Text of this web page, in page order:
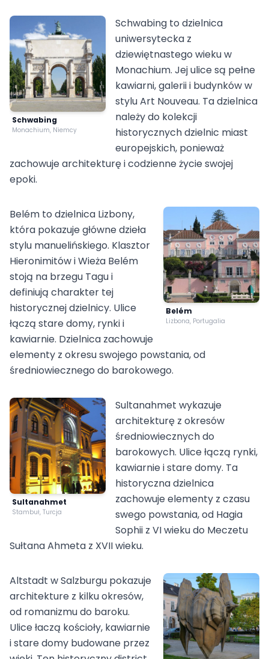
Schwabing
Monachium, Niemcy
Schwabing to dzielnica
uniwersytecka z
dziewiętnastego wieku w
Monachium. Jej ulice są pełne
kawiarni, galerii i budynków w
stylu Art Nouveau. Ta dzielnica
należy do kolekcji
historycznych dzielnic miast
europejskich, ponieważ
zachowuje architekturę i codzienne życie swojej
epoki.
Belém
Lizbona, Portugalia
Belém to dzielnica Lizbony,
która pokazuje główne dzieła
stylu manuelińskiego. Klasztor
Hieronimitów i Wieża Belém
stoją na brzegu Tagu i
definiują charakter tej
historycznej dzielnicy. Ulice
łączą stare domy, rynki i
kawiarnie. Dzielnica zachowuje
elementy z okresu swojego powstania, od
średniowiecznego do barokowego.
Sultanahmet
Stambuł, Turcja
Sultanahmet wykazuje
architekturę z okresów
średniowiecznych do
barokowych. Ulice łączą rynki,
kawiarnie i stare domy. Ta
historyczna dzielnica
zachowuje elementy z czasu
swego powstania, od Hagia
Sophii z VI wieku do Meczetu
Sułtana Ahmeta z XVII wieku.
Altstadt w Salzburgu pokazuje
architekture z kilku okresów,
od romanizmu do baroku.
Ulice łaczą kościoły, kawiarnie
i stare domy budowane przez